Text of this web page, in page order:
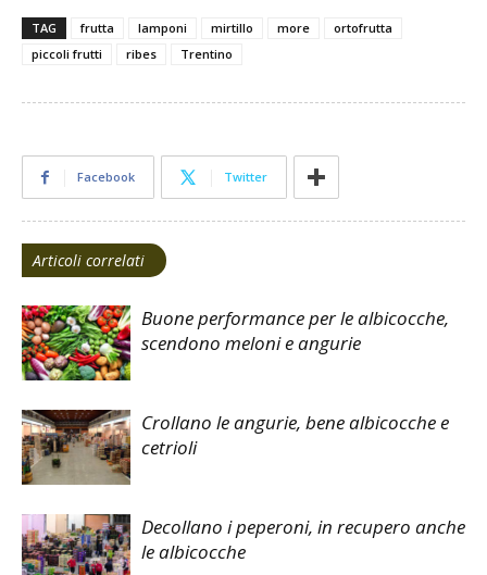
TAG frutta lamponi mirtillo more
ortofrutta
piccoli frutti
ribes Trentino
Facebook Twitter
Articoli correlati
Buone performance per le albicocche,
scendono meloni e angurie
Crollano le angurie, bene albicocche e
cetrioli
Decollano i peperoni, in recupero anche
le albicocche